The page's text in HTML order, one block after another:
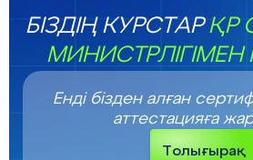
БІЗДІҢ КУРСТАРҚР
МИНИСТРЛІГІМЕН
Енді бізден алған
аттестацияға
Толығырақ